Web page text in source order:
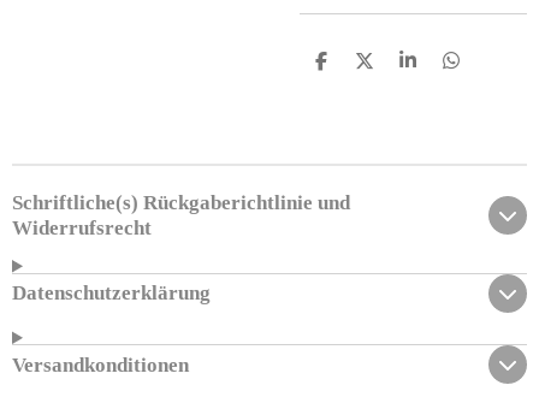
T
n
T
n
T
n
T
n
Schriftliche(s) Rückgaberichtlinie und
Widerrufsrecht
Datenschutzerklärung
Versandkonditionen